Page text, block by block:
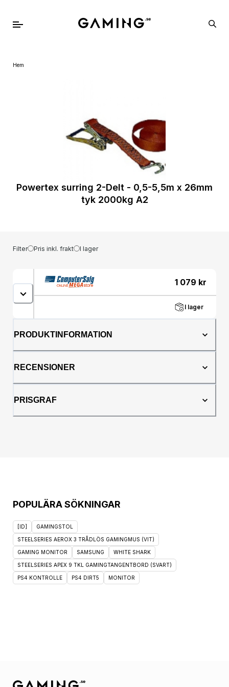
Hem
Powertex surring 2-Delt - 0,5-5,5m x 26mm
tyk 2000kg A2
Filter Pris inkl. frakt I lager
1 079 kr
I lager
PRODUKTINFORMATION
RECENSIONER
PRISGRAF
POPULÄRA SÖKNINGAR
[ID] GAMINGSTOL
STEELSERIES AEROX 3 TRÅDLÖS GAMINGMUS (VIT)
GAMING MONITOR SAMSUNG WHITE SHARK
STEELSERIES APEX 9 TKL GAMINGTANGENTBORD (SVART)
PS4 KONTROLLE PS4 DIRT5 MONITOR